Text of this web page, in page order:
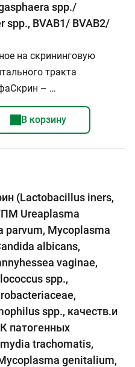
spp./
BVAB1/ BVAB2/
на скрининговую
тракта
– …
В корзину
(Lactobacillus iners,
Ureaplasma
parvum, Mycoplasma
albicans,
vaginae,
spp.,
spp., качеств.и
патогенных
trachomatis,
genitalium,